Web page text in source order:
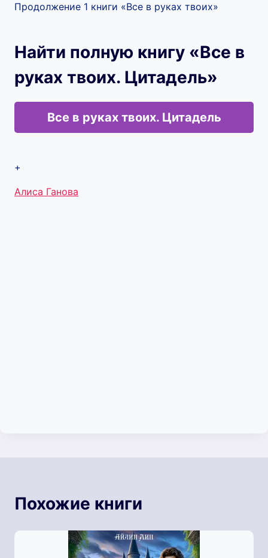
Продолжение 1 книги «Все в руках твоих»
Найти полную книгу «Все в
руках твоих. Цитадель»
Все в руках твоих. Цитадель
+
Метки
Алиса Ганова
Похожие книги